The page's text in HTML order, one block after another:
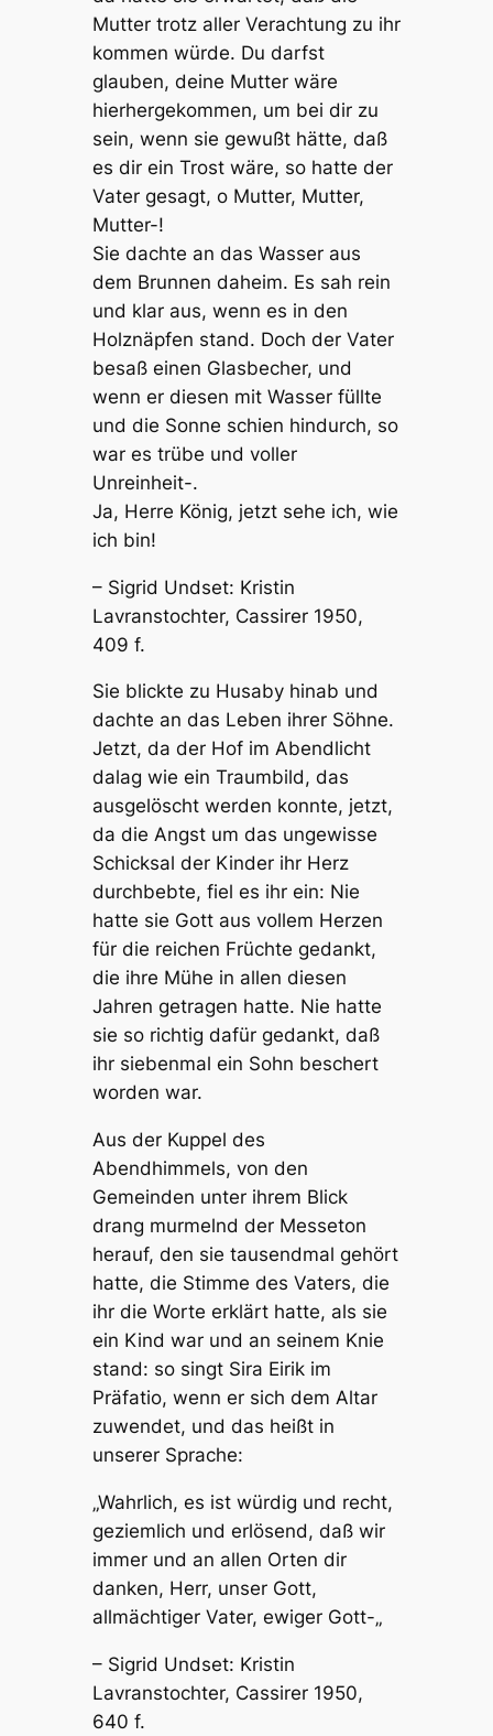
Mutter trotz aller Verachtung zu ihr
kommen würde. Du darfst
glauben, deine Mutter wäre
hierhergekommen, um bei dir zu
sein, wenn sie gewußt hätte, daß
es dir ein Trost wäre, so hatte der
Vater gesagt, o Mutter, Mutter,
Mutter-!
Sie dachte an das Wasser aus
dem Brunnen daheim. Es sah rein
und klar aus, wenn es in den
Holznäpfen stand. Doch der Vater
besaß einen Glasbecher, und
wenn er diesen mit Wasser füllte
und die Sonne schien hindurch, so
war es trübe und voller
Unreinheit-.
Ja, Herre König, jetzt sehe ich, wie
ich bin!
– Sigrid Undset: Kristin
Lavranstochter, Cassirer 1950,
409 f.
Sie blickte zu Husaby hinab und
dachte an das Leben ihrer Söhne.
Jetzt, da der Hof im Abendlicht
dalag wie ein Traumbild, das
ausgelöscht werden konnte, jetzt,
da die Angst um das ungewisse
Schicksal der Kinder ihr Herz
durchbebte, fiel es ihr ein: Nie
hatte sie Gott aus vollem Herzen
für die reichen Früchte gedankt,
die ihre Mühe in allen diesen
Jahren getragen hatte. Nie hatte
sie so richtig dafür gedankt, daß
ihr siebenmal ein Sohn beschert
worden war.
Aus der Kuppel des
Abendhimmels, von den
Gemeinden unter ihrem Blick
drang murmelnd der Messeton
herauf, den sie tausendmal gehört
hatte, die Stimme des Vaters, die
ihr die Worte erklärt hatte, als sie
ein Kind war und an seinem Knie
stand: so singt Sira Eirik im
Präfatio, wenn er sich dem Altar
zuwendet, und das heißt in
unserer Sprache:
„Wahrlich, es ist würdig und recht,
geziemlich und erlösend, daß wir
immer und an allen Orten dir
danken, Herr, unser Gott,
allmächtiger Vater, ewiger Gott-„
– Sigrid Undset: Kristin
Lavranstochter, Cassirer 1950,
640 f.